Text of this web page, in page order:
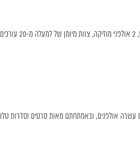
״אולפני די.בי.״ הם מאולפני עיצוב פסקול ומיקס הוותיקים בארץ.
עשרה אולפנים, ובאמתחתם מאות סרטים וסדרות